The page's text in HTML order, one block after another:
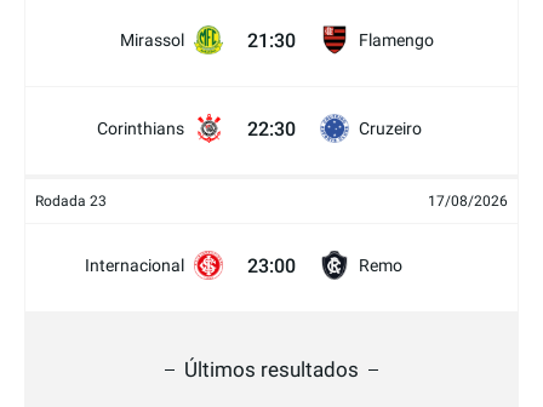
Mirassol 21:30 Flamengo
Corinthians 22:30 Cruzeiro
Rodada 23 17/08/2026
Internacional 23:00 Remo
Últimos resultados